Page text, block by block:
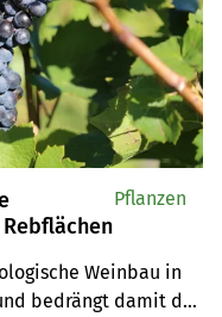
Weinbau in
bedrängt damit das
Pflanzen